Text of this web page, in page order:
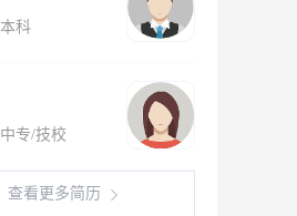
本科
中专/技校
查看更多简历